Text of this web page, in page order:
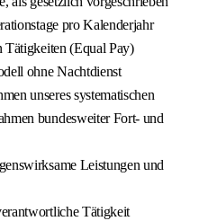
pro Kalenderjahr
Tätigkeiten (Equal Pay)
ohne Nachtdienst
unseres systematischen
bundesweiter Fort- und
Leistungen und
Tätigkeit